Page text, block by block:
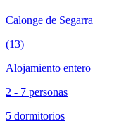
Calonge de Segarra
(13)
Alojamiento entero
2 - 7 personas
5 dormitorios